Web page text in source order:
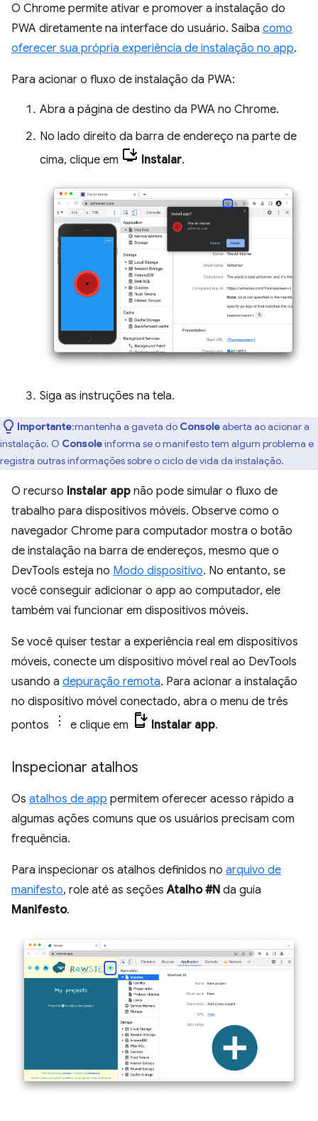
O Chrome permite ativar e promover a instalação do
PWA diretamente na interface do usuário. Saiba como
oferecer sua própria experiência de instalação no app.
Para acionar o fluxo de instalação da PWA:
Abra a página de destino da PWA no Chrome.
No lado direito da barra de endereço na parte de
cima, clique em
Instalar.
Siga as instruções na tela.
Importante:mantenha a gaveta do Consoleaberta ao acionar a
instalação. O Consoleinforma se o manifesto tem algum problema e
registra outras informações sobre o ciclo de vida da instalação.
O recurso Instalar app não pode simular o fluxo de
trabalho para dispositivos móveis. Observe como o
navegador Chrome para computador mostra o botão
de instalação na barra de endereços, mesmo que o
DevTools esteja no Modo dispositivo. No entanto, se
você conseguir adicionar o app ao computador, ele
também vai funcionar em dispositivos móveis.
Se você quiser testar a experiência real em dispositivos
móveis, conecte um dispositivo móvel real ao DevTools
usando a depuração remota. Para acionar a instalação
no dispositivo móvel conectado, abra o menu de três
pontos
e clique em Instalar app.
Inspecionar atalhos
Os atalhos de app permitem oferecer acesso rápido a
algumas ações comuns que os usuários precisam com
frequência.
Para inspecionar os atalhos definidos no arquivo de
manifesto, role até as seçõesAtalho #N da guia
Manifesto.